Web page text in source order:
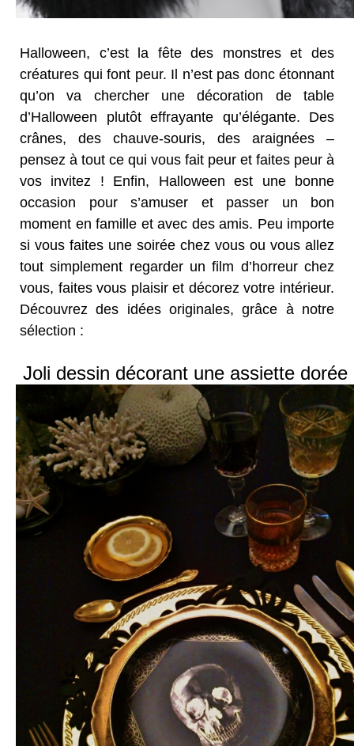
Halloween, c’est la fête des monstres et des
créatures qui font peur. Il n’est pas donc étonnant
qu’on va chercher une décoration de table
d’Halloween plutôt effrayante qu’élégante. Des
crânes, des chauve-souris, des araignées –
pensez à tout ce qui vous fait peur et faites peur à
vos invitez ! Enfin, Halloween est une bonne
occasion pour s’amuser et passer un bon
moment en famille et avec des amis. Peu importe
si vous faites une soirée chez vous ou vous allez
tout simplement regarder un film d’horreur chez
vous, faites vous plaisir et décorez votre intérieur.
Découvrez des idées originales, grâce à notre
sélection :
Joli dessin décorant une assiette dorée